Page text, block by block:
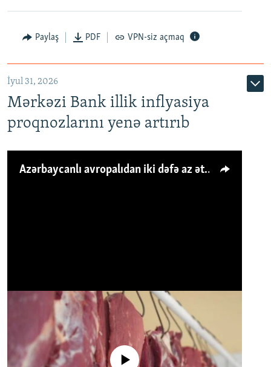
Paylaş PDF VPN-siz açmaq
İyul 31, 2026
Mərkəzi Bank illik inflyasiya
proqnozlarını yenə artırıb
Azərbaycanlı avropalıdan iki dəfə az ət yeyir, amma... 'Qiymət artımı qaçılmazdır'
No media source currently available